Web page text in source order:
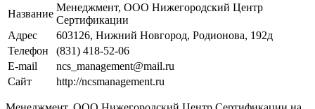
Название
Менеджмент, ООО Нижегородский Центр
Сертификации
Адрес
603126, Нижний Новгород, Родионова, 192д
Телефон
(831) 418-52-06
E-mail
ncs_management@mail.ru
Сайт
http://ncsmanagement.ru